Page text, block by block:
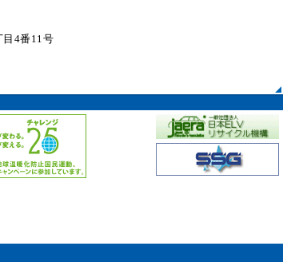
目4番11号